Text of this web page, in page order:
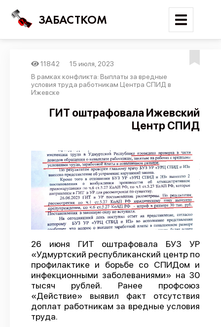
ЗАБАСТКОМ
Войти
Новости
Трудовые конфликты
Отчеты
Предложить публикацию
Справочник
API
Политика конфиденциальности
11842
15 июля, 2023
В рамках конфликта: Выплаты за вредные
условия труда работникам Центра СПИД в
Ижевске
ГИТ оштрафовала Ижевский
Центр СПИД
26 июня ГИТ оштрафовала БУЗ УР
«Удмуртский республиканский центр по
профилактике и борьбе со СПИДом и
инфекционными заболеваниями» на 30
тысяч рублей. Ранее профсоюз
«Действие» выявил факт отсутствия
доплат работникам за вредные условия
труда.